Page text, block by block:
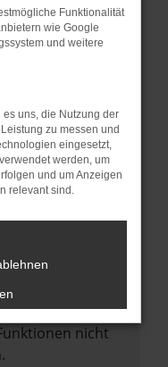
Werbeblocker,
Seiten
privaten
zu beheben.
und dein
Stand
nur ein
kann auch dazu
nicht
Funktionalität
wie Google
und weitere
uns, die Nutzung der
zu messen und
eingesetzt,
werden, um
und um Anzeigen
relevant sind.